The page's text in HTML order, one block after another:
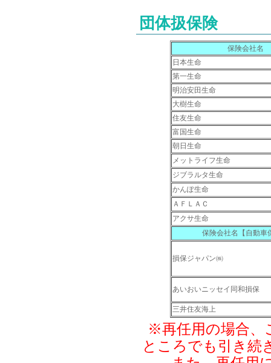
団体扱保険
保険会社名
日本生命
第一生命
明治安田生命
大樹生命
住友生命
富国生命
朝日生命
メットライフ生命
ジブラルタ生命
かんぽ生命
ＡＦＬＡＣ
アクサ生命
保険会社名【自動車
損保ジャパン㈱
あいおいニッセイ同和損保
三井住友海上
※再任用の場合、
ところでも引き続